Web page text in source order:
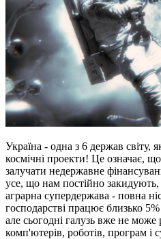
Україна - одна з 6 держав світу,
космічні проекти! Це означає,
залучати недержавне
усе, що нам постійно
аграрна супердержава - повна
господарстві працює близько
але сьогодні галузь вже не може
комп'ютерів, роботів, програм і